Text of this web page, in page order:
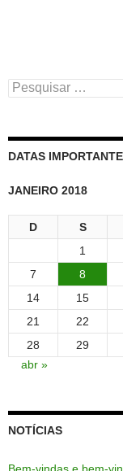
Pesquisar
por:
DATAS
JANEIRO 2018
D S
1
7
8
14
15
21
22
28
29
abr »
NOTÍCIAS